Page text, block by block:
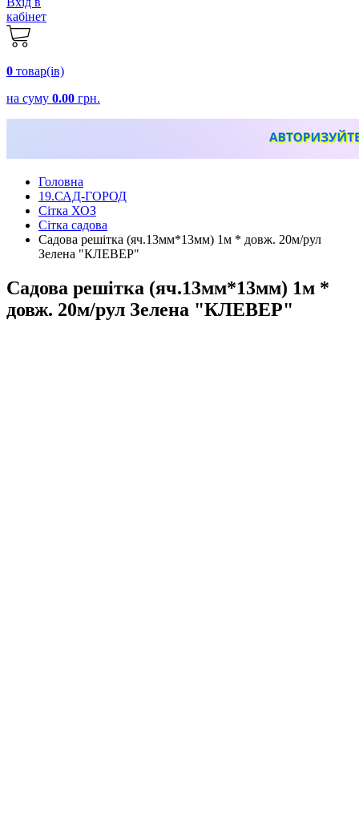
кабінет
0 товар(ів)
на суму 0.00 грн.
Головна
19.САД-ГОРОД
Сітка ХОЗ
Сітка садова
Садова решітка (яч.13мм*13мм) 1м * довж. 20м/рул
Зелена "КЛЕВЕР"
Садова решітка (яч.13мм*13мм) 1м *
довж. 20м/рул Зелена "КЛЕВЕР"